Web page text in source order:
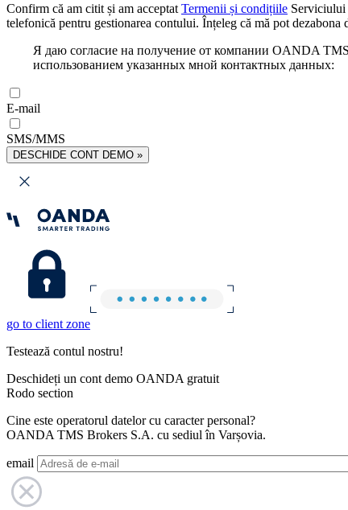
Confirm că am citit și am acceptat Termenii și condițiile Serviciului
telefonică pentru gestionarea contului. Înțeleg că mă pot dezabona
Я даю согласие на получение от компании OANDA
использованием указанных мной контактных данных:
E-mail
SMS/MMS
DESCHIDE CONT DEMO »
go to client zone
Testează contul nostru!
Deschideți un cont demo OANDA gratuit
Rodo section
Cine este operatorul datelor cu caracter personal?
OANDA TMS Brokers S.A. cu sediul în Varșovia.
email